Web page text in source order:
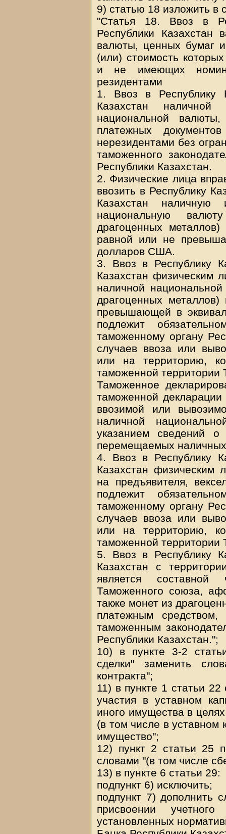
9) статью 18 изложить в
"Статья 18. Ввоз в
Республики Казахстан
валюты, ценных бумаг
(или) стоимость
и не имеющих
резидентами
1. Ввоз в Республику
Казахстан наличной
национальной
платежных
нерезидентами без
таможенного
Республики Казахстан.
2. Физические лица
ввозить в Республику
Казахстан
национальную
драгоценных
равной или не
долларов США.
3. Ввоз в Республику
Казахстан физическим
наличной
драгоценных
превышающей в
подлежит
таможенному органу
случаев ввоза или
или на территорию,
таможенной территории
Таможенное
таможенной
ввозимой или
наличной
указанием сведений о
перемещаемых
4. Ввоз в Республику
Казахстан физическим
на предъявителя,
подлежит
таможенному органу
случаев ввоза или
или на территорию,
таможенной территории
5. Ввоз в Республику
Казахстан с
является составной
Таможенного союза,
также монет из
платежным средством,
таможенным
Республики Казахстан.";
10) в пункте 3-2
сделки" заменить
контракта";
11) в пункте 1 статьи
участия в уставном
иного имущества в
(в том числе в уставном
имущество";
12) пункт 2 статьи 25
словами "(в том числе
13) в пункте 6 статьи 29:
подпункт 6) исключить;
подпункт 7) дополнить
присвоении
установленных